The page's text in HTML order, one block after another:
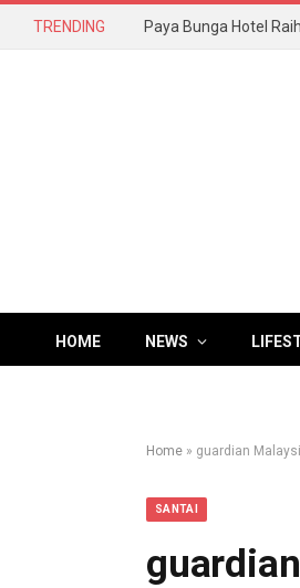
TRENDING
HOME NEWS
Home » guardian
SANTAI